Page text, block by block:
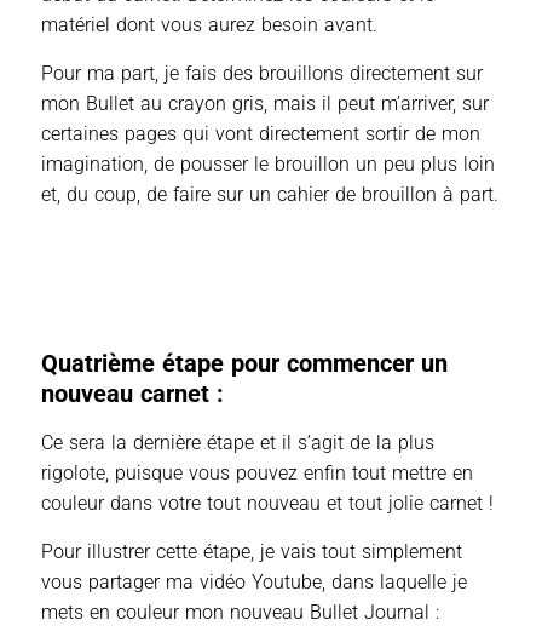
matériel dont vous aurez besoin avant.
Pour ma part, je fais des brouillons directement sur
mon Bullet au crayon gris, mais il peut m’arriver, sur
certaines pages qui vont directement sortir de mon
imagination, de pousser le brouillon un peu plus loin
et, du coup, de faire sur un cahier de brouillon à part.
Quatrième étape pour commencer un
nouveau carnet :
Ce sera la dernière étape et il s’agit de la plus
rigolote, puisque vous pouvez enfin tout mettre en
couleur dans votre tout nouveau et tout jolie carnet !
Pour illustrer cette étape, je vais tout simplement
vous partager ma vidéo Youtube, dans laquelle je
mets en couleur mon nouveau Bullet Journal :